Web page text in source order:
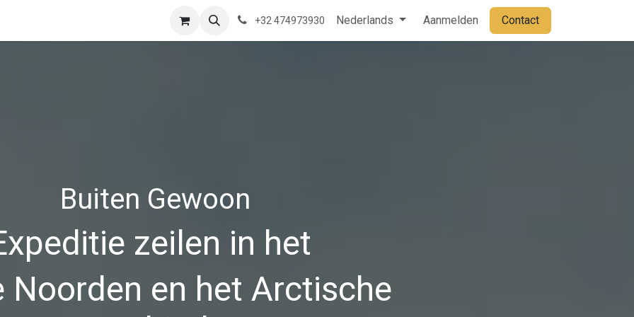
Praktische Informatie Blog Contact
+32 474973930 Nederlands Aanmelden Contact
Buiten Gewoon
zeilen in het
Noorden en het Arctische